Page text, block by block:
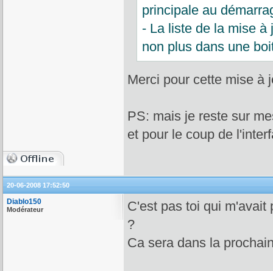
principale au
- La liste de la mise à
non plus dans une
Merci pour cette mise à
PS: mais je reste sur
et pour le coup de
20-06-2008 17:52:50
Diablo150
Modérateur
C'est pas toi qui m'avait
?
Ca sera dans la